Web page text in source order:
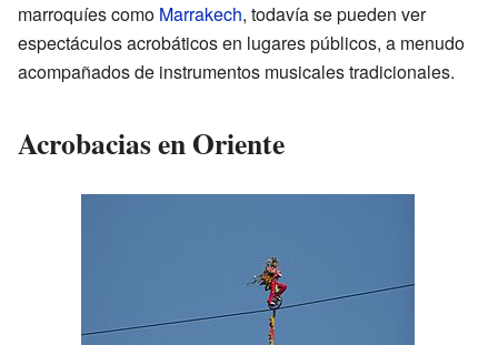
marroquíes como Marrakech, todavía se pueden ver
espectáculos acrobáticos en lugares públicos, a menudo
acompañados de instrumentos musicales tradicionales.
Acrobacias en Oriente